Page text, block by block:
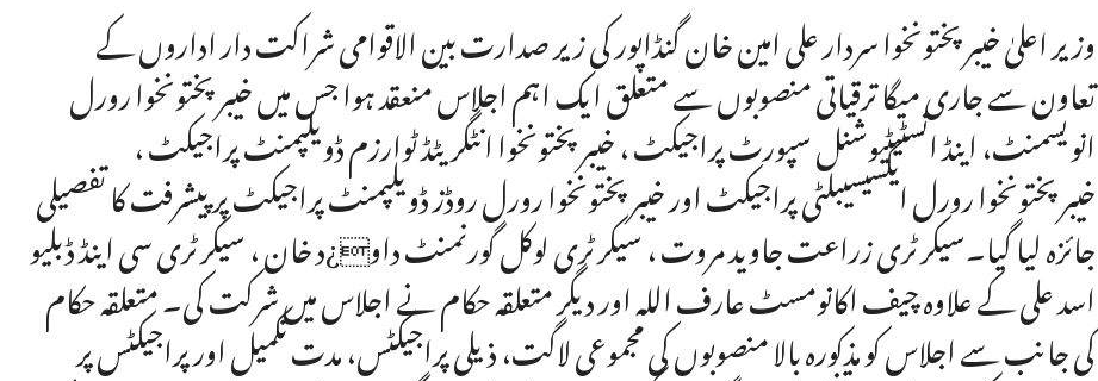
وزیر اعلیٰ خیبر پختونخوا سردار علی امین خان گنڈاپور کی زیر صدارت بین الاقوامی شراکت دار اداروں کے
تعاون سے جاری میگا ترقیاتی منصوبوں سے متعلق ایک اہم اجلاس منعقد ہوا جس میں خیبر پختونخوا رورل
انویسمنٹ، اینڈ انسٹیٹیوشنل سپورٹ پراجیکٹ ، خیبرپختونخوا انٹگریٹڈ ٹوارزم ڈویلپمنٹ پراجیکٹ ،
خیبرپختونخوا رورل ایکسیسیبلٹی پراجیکٹ اور خیبر پختونخوا رورل روڈز ڈویلپمنٹ پراجیکٹ پر پیشرفت کا تفصیلی
جائزہ لیا گیا۔سیکرٹری زراعت جاوید مروت ، سیکرٹری لوکل گورنمنٹ داو¿د خان ، سیکرٹری سی اینڈ ڈبلیو
اسد علی کے علاوہ چیف اکانومسٹ عارف اللہ اور دیگر متعلقہ حکام نے اجلاس میں شرکت کی۔ متعلقہ حکام
کی جانب سے اجلاس کو مذکورہ بالا منصوبوں کی مجموعی لاگت، ذیلی پراجیکٹس، مدت تکمیل اور پراجیکٹس پر